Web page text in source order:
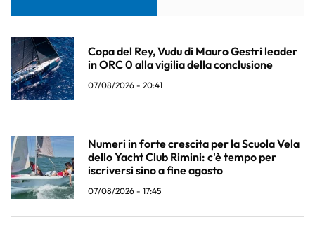
Copa del Rey, Vudu di Mauro Gestri leader
in ORC 0 alla vigilia della conclusione
07/08/2026 - 20:41
Numeri in forte crescita per la Scuola Vela
dello Yacht Club Rimini: c'è tempo per
iscriversi sino a fine agosto
07/08/2026 - 17:45